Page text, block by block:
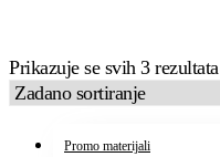
Prikazuje se svih 3 rezultata
Promo materijali